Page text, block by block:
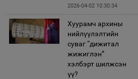
2026-04-02 10:30:34
Хуурамч архины
нийлүүлэлтийн
суваг “дижитал
жижиглэн”
хэлбэрт шилжсэн
үү?